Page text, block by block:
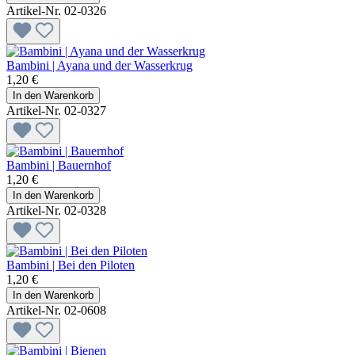
Artikel-Nr. 02-0326
Bambini | Ayana und der Wasserkrug
1,20 €
In den Warenkorb
Artikel-Nr. 02-0327
Bambini | Bauernhof
1,20 €
In den Warenkorb
Artikel-Nr. 02-0328
Bambini | Bei den Piloten
1,20 €
In den Warenkorb
Artikel-Nr. 02-0608